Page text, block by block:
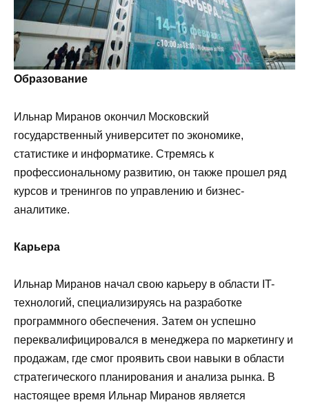
Образование
Ильнар Миранов окончил Московский
государственный университет по экономике,
статистике и информатике. Стремясь к
профессиональному развитию, он также прошел ряд
курсов и тренингов по управлению и бизнес-
аналитике.
Карьера
Ильнар Миранов начал свою карьеру в области IT-
технологий, специализируясь на разработке
программного обеспечения. Затем он успешно
переквалифицировался в менеджера по маркетингу и
продажам, где смог проявить свои навыки в области
стратегического планирования и анализа рынка. В
настоящее время Ильнар Миранов является